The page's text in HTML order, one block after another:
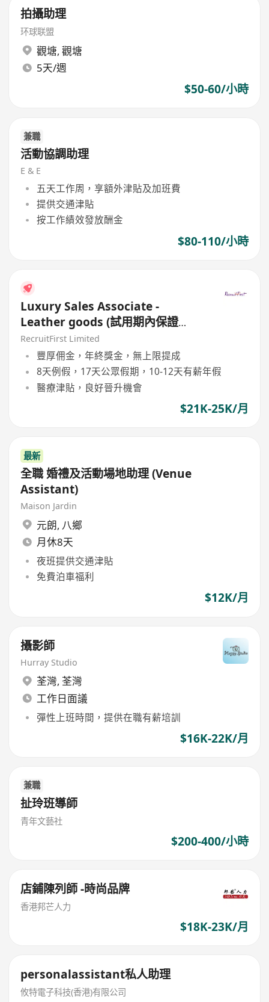
拍攝助理
环球联盟
觀塘, 觀塘
5天/週
$50-60/小時
兼職
活動協調助理
E & E
五天工作周，享額外津貼及加班費
提供交通津貼
按工作績效發放酬金
$80-110/小時
Luxury Sales Associate -
Leather goods (試用期內保證
21kup)
RecruitFirst Limited
豐厚佣金，年終獎金，無上限提成
8天例假，17天公眾假期，10-12天有薪年假
醫療津貼，良好晉升機會
$21K-25K/月
最新
全職 婚禮及活動場地助理 (Venue
Assistant)
Maison Jardin
元朗, 八鄉
月休8天
夜班提供交通津貼
免費泊車福利
$12K/月
攝影師
Hurray Studio
荃灣, 荃灣
工作日面議
彈性上班時間，提供在職有薪培訓
$16K-22K/月
兼職
扯玲班導師
青年文藝社
$200-400/小時
店鋪陳列師 -時尚品牌
香港邦芒人力
$18K-23K/月
personalassistant私人助理
攸特電子科技(香港)有限公司